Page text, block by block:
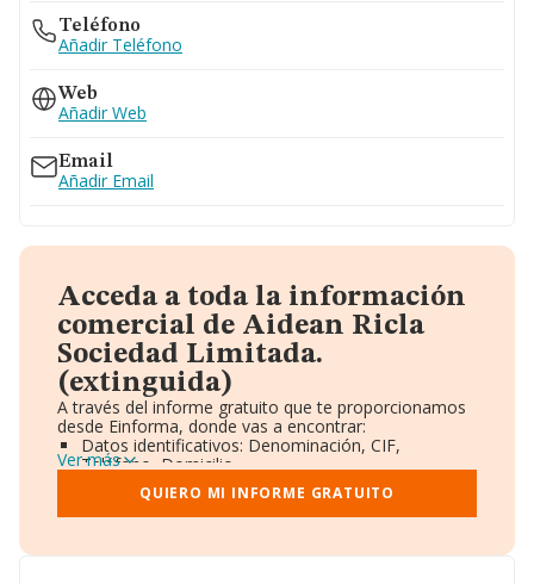
Teléfono
Añadir Teléfono
Web
Añadir Web
Email
Añadir Email
Acceda a toda la información
comercial de Aidean Ricla
Sociedad Limitada.
(extinguida)
A través del informe gratuito que te proporcionamos
desde Einforma, donde vas a encontrar:
Datos identificativos: Denominación, CIF,
Teléfono, Domicilio.
Informe Mercantil Completo (BORME).
Gráficos de Evolución Ventas y Empleados.
Consejo de Administración y Administradores.
Accionistas.
Ver más
QUIERO MI INFORME GRATUITO